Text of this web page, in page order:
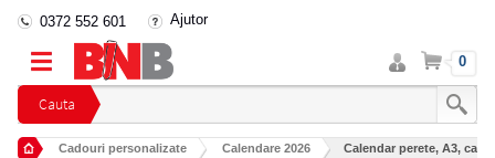
Cauta
0372 552 601 Ajutor
Intra
in
cont
Cos 0
Cadouri personalizate Calendare 2026 Calendar perete, A3,